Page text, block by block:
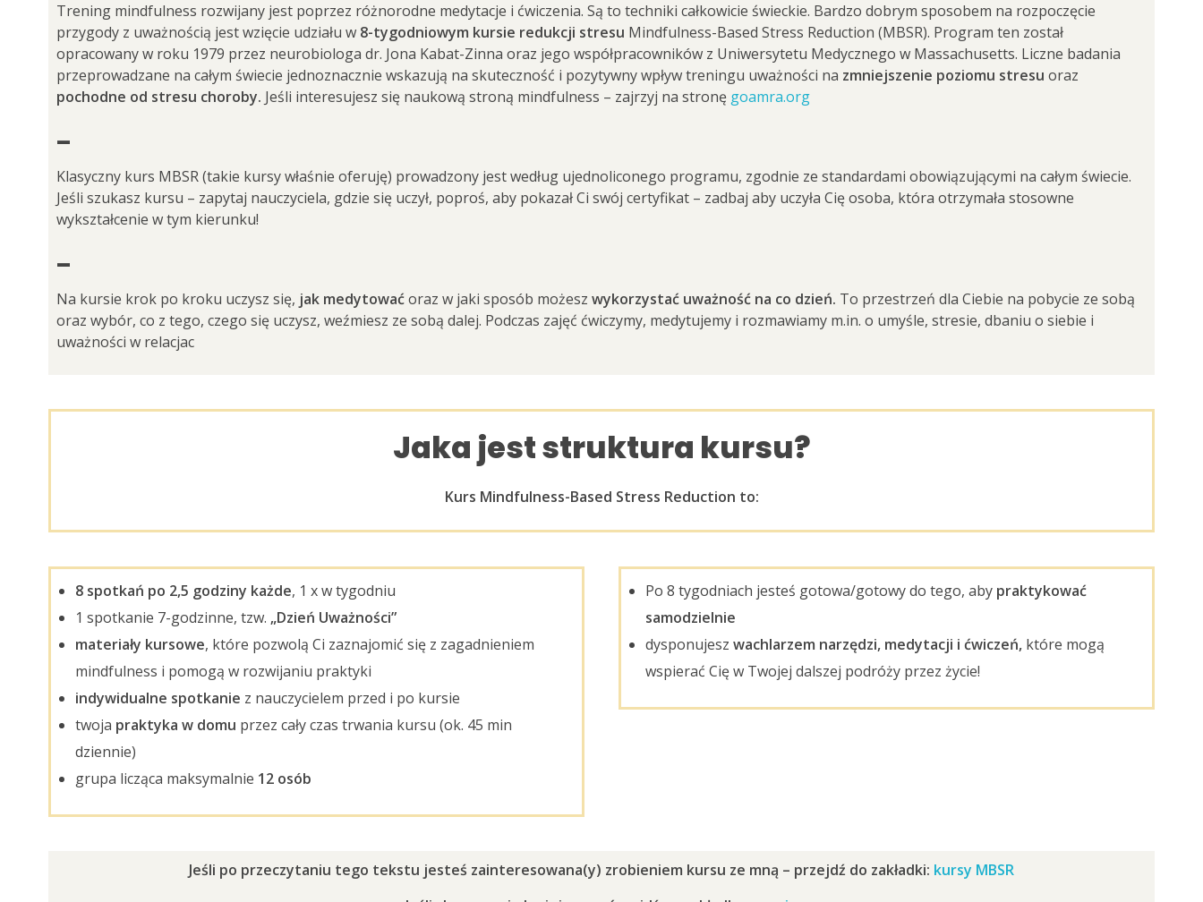
Trening mindfulness rozwijany jest poprzez różnorodne medytacje i ćwiczenia. Są to techniki całkowicie świeckie. Bardzo dobrym sposobem na rozpoczęcie
przygody z uważnością jest wzięcie udziału w 8-tygodniowym kursie redukcji stresu Mindfulness-Based Stress Reduction (MBSR). Program ten został
opracowany w roku 1979 przez neurobiologa dr. Jona Kabat-Zinna oraz jego współpracowników z Uniwersytetu Medycznego w Massachusetts. Liczne badania
przeprowadzane na całym świecie jednoznacznie wskazują na skuteczność i pozytywny wpływ treningu uważności na zmniejszenie poziomu stresu oraz
pochodne od stresu choroby. Jeśli interesujesz się naukową stroną mindfulness – zajrzyj na stronę goamra.org
Klasyczny kurs MBSR (takie kursy właśnie oferuję) prowadzony jest według ujednoliconego programu, zgodnie ze standardami obowiązującymi na całym świecie.
Jeśli szukasz kursu – zapytaj nauczyciela, gdzie się uczył, poproś, aby pokazał Ci swój certyfikat – zadbaj aby uczyła Cię osoba, która otrzymała stosowne
wykształcenie w tym kierunku!
_
Na kursie krok po kroku uczysz się, jak medytowaćoraz w jaki sposób możesz wykorzystać uważność na co dzień. To przestrzeń dla Ciebie na pobycie ze sobą
oraz wybór, co z tego, czego się uczysz, weźmiesz ze sobą dalej. Podczas zajęć ćwiczymy, medytujemy i rozmawiamy m.in. o umyśle, stresie, dbaniu o siebie i
uważności w relacjac
Jaka jest struktura kursu?
Kurs Mindfulness-Based Stress Reduction to:
8 spotkań po 2,5 godziny każde, 1 x w tygodniu
1 spotkanie 7-godzinne, tzw. „Dzień Uważności”
materiały kursowe, które pozwolą Ci zaznajomić się z zagadnieniem
mindfulness i pomogą w rozwijaniu praktyki
indywidualne spotkanie z nauczycielem przed i po kursie
twoja praktyka w domu przez cały czas trwania kursu (ok. 45 min
dziennie)
grupa licząca maksymalnie 12 osób
Po 8 tygodniach jesteś gotowa/gotowy do tego, aby praktykować
samodzielnie
dysponujesz wachlarzem narzędzi, medytacji i ćwiczeń,które mogą
wspierać Cię w Twojej dalszej podróży przez życie!
Jeśli po przeczytaniu tego tekstu jesteś zainteresowana(y) zrobieniem kursu ze mną – przejdź do zakładki: kursy MBSR